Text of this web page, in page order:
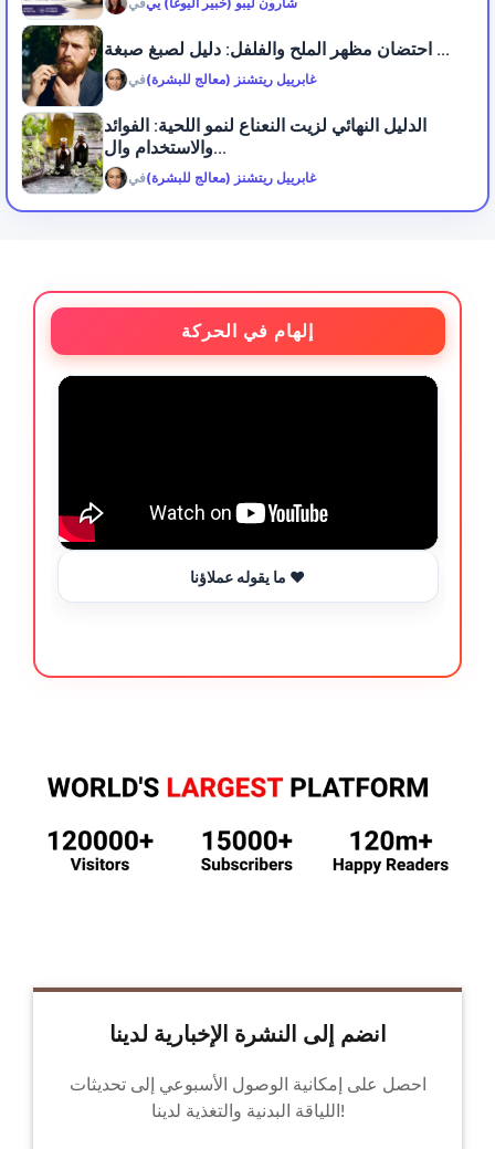
احتضان مظهر الملح والفلفل: دليل لصبغ صبغة ...
فيغابرييل ريتشنز (معالج للبشرة)
الدليل النهائي لزيت النعناع لنمو اللحية: الفوائد
والاستخدام وال...
فيغابرييل ريتشنز (معالج للبشرة)
إلهام في الحركة
ما يقوله عملاؤنا ❤️
انضم إلى النشرة الإخبارية لدينا
احصل على إمكانية الوصول الأسبوعي إلى تحديثات
اللياقة البدنية والتغذية لدينا!